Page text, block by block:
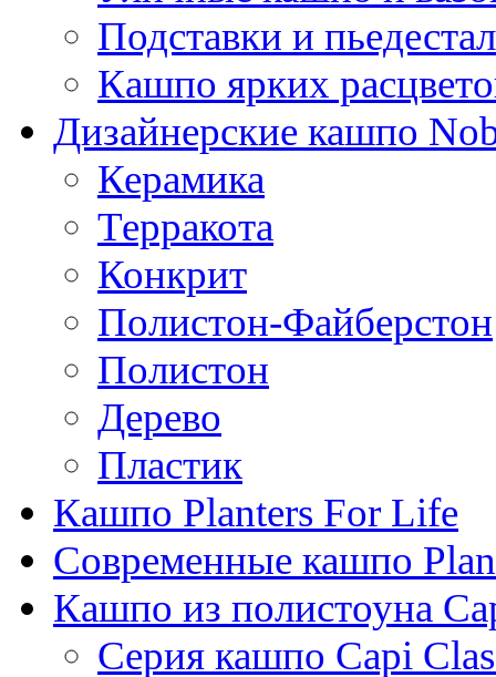
Подставки и
Кашпо ярких
Дизайнерские кашпо
Керамика
Терракота
Конкрит
Полистон-Файберстон
Полистон
Дерево
Пластик
Кашпо Planters For Life
Современные кашпо
Кашпо из полистоуна
Серия кашпо Capi